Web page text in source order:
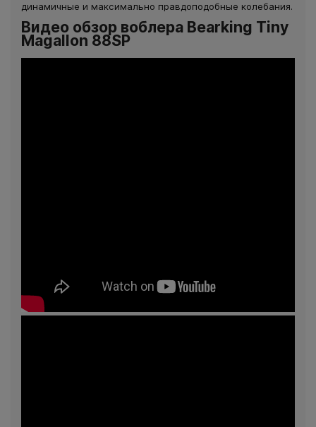
динамичные и максимально правдоподобные колебания.
Видео обзор воблера Bearking Tiny
Magallon 88SP